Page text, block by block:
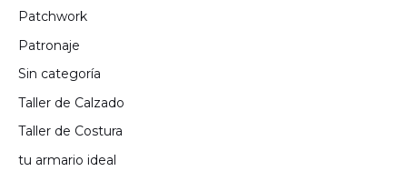
Patchwork
Patronaje
Sin categoría
Taller de Calzado
Taller de Costura
tu armario ideal